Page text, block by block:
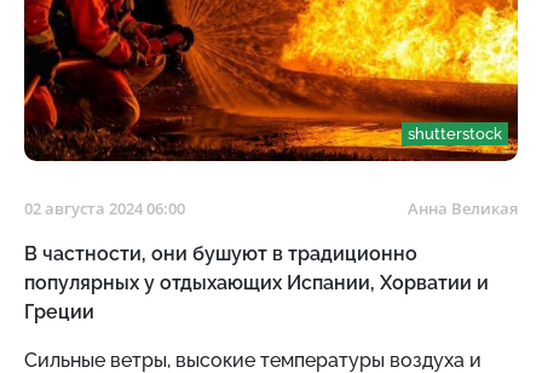
shutterstock
02 августа 2024 06:00 Анна Великая
В частности, они бушуют в традиционно
популярных у отдыхающих Испании, Хорватии и
Греции
Сильные ветры, высокие температуры воздуха и